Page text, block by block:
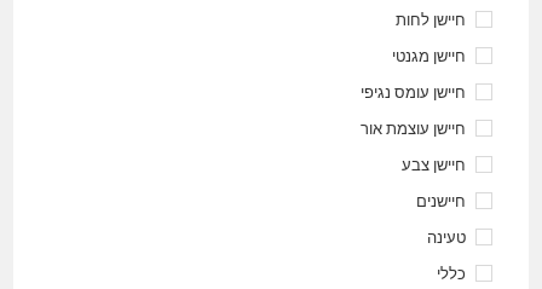
חיישן לחות
חיישן מגנטי
חיישן עומס נגיפי
חיישן עוצמת אור
חיישן צבע
חיישנים
טעינה
כללי